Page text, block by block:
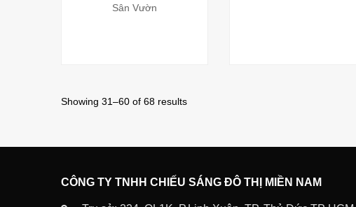
Sân Vườn
Showing 31–60 of 68 results
CÔNG TY TNHH CHIẾU SÁNG ĐÔ THỊ MIỀN NAM